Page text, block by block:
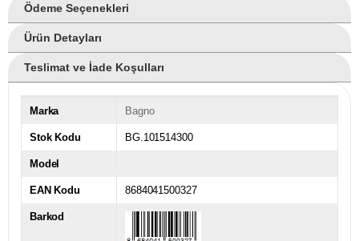
Ödeme Seçenekleri
Ürün Detayları
Teslimat ve İade Koşulları
Marka Bagno
Stok Kodu BG.101514300
Model
EAN Kodu 8684041500327
Barkod